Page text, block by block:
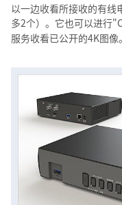
以一边收看所接收的有线
多2个）。它也可以进行
服务收看已公开的4K图像。